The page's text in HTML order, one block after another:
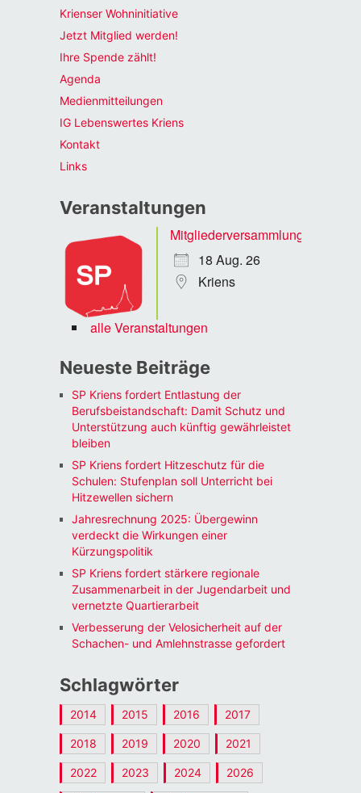
Krienser Wohninitiative
Jetzt Mitglied werden!
Ihre Spende zählt!
Agenda
Medienmitteilungen
IG Lebenswertes Kriens
Kontakt
Links
Veranstaltungen
Mitgliederversammlung
18 Aug. 26
Kriens
alle Veranstaltungen
Neueste Beiträge
SP Kriens fordert Entlastung der
Berufsbeistandschaft: Damit Schutz und
Unterstützung auch künftig gewährleistet
bleiben
SP Kriens fordert Hitzeschutz für die
Schulen: Stufenplan soll Unterricht bei
Hitzewellen sichern
Jahresrechnung 2025: Übergewinn
verdeckt die Wirkungen einer
Kürzungspolitik
SP Kriens fordert stärkere regionale
Zusammenarbeit in der Jugendarbeit und
vernetzte Quartierarbeit
Verbesserung der Velosicherheit auf der
Schachen- und Amlehnstrasse gefordert
Schlagwörter
2014 2015 2016 2017
2018 2019 2020 2021
2022 2023 2024 2026